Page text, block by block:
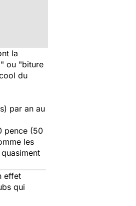
la
" ou "biture
du
par an au
pence (50
les
effet
qui